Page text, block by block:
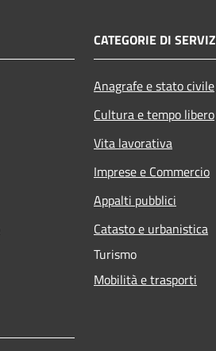
CATEGORIE DI
Anagrafe e stato civile
Cultura e tempo libero
Vita lavorativa
Imprese e Commercio
Appalti pubblici
Catasto e urbanistica
Turismo
Mobilità e trasporti